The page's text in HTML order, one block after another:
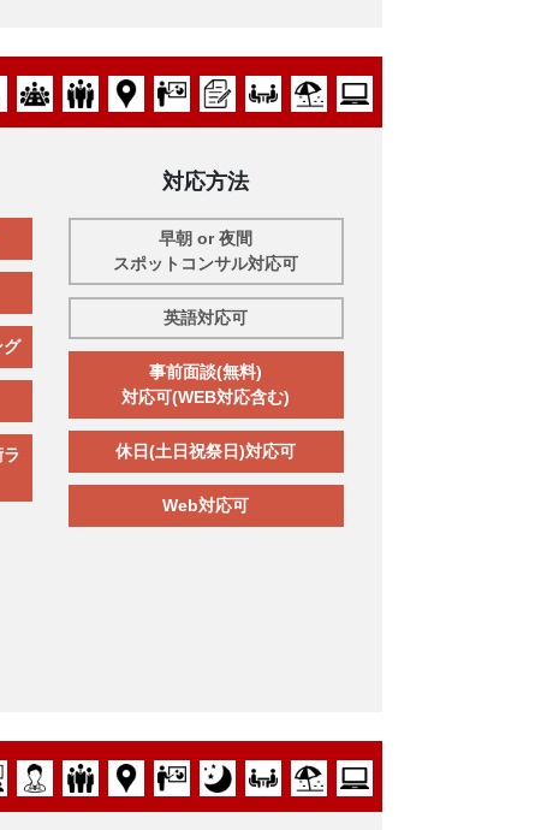
グ
対応方法
早朝 or 夜間
スポットコンサル対応可
英語対応可
事前面談(無料)
対応可(WEB対応含む)
休日(土日祝祭日)対応可
Web対応可